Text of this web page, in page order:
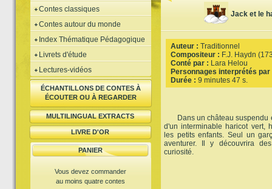
Contes classiques
Contes autour du monde
Index Thématique Pédagogique
Livrets d'étude
Lectures-vidéos
ÉCHANTILLONS DE CONTES À
ÉCOUTER OU À REGARDER
MULTILINGUAL EXTRACTS
LIVRE D'OR
PANIER
Vous devez commander
au moins quatre contes
Jack et le
Auteur : Traditionnel
Compositeur : F.J. Haydn
Conté par : Lara Helou
Personnages interprétés par
Durée : 9 minutes 47 s.
Dans un château suspendu
d'un interminable haricot vert,
les petits enfants. Seul un
aventurer. Il y découvrira
curiosité.